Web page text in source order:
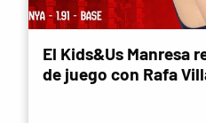
El Kids&Us Manresa
de juego con Rafa